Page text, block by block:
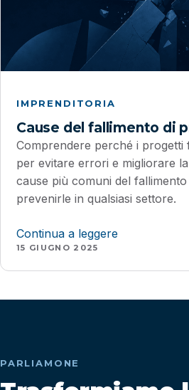
IMPRENDITORIA
Cause del fallimento di
Comprendere perché i progetti
per evitare errori e migliorare
cause più comuni del
prevenirle in qualsiasi settore.
Continua a leggere
15 GIUGNO 2025
PARLIAMONE